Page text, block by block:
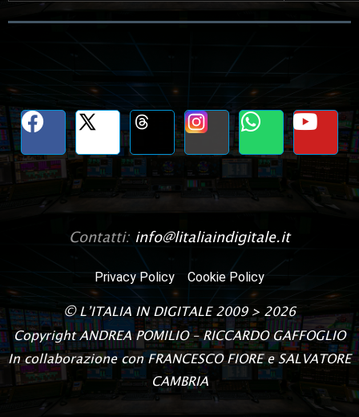
Contatti: info@litaliaindigitale.it
Privacy Policy Cookie Policy
© L’ITALIA IN DIGITALE2009 > 2026
CopyrightANDREA POMILIO – RICCARDO GAFFOGLIO
In collaborazione con FRANCESCO FIORE e SALVATORE
CAMBRIA